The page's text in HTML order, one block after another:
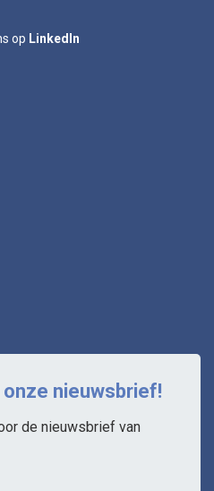
op LinkedIn
nieuwsbrief!
de nieuwsbrief van